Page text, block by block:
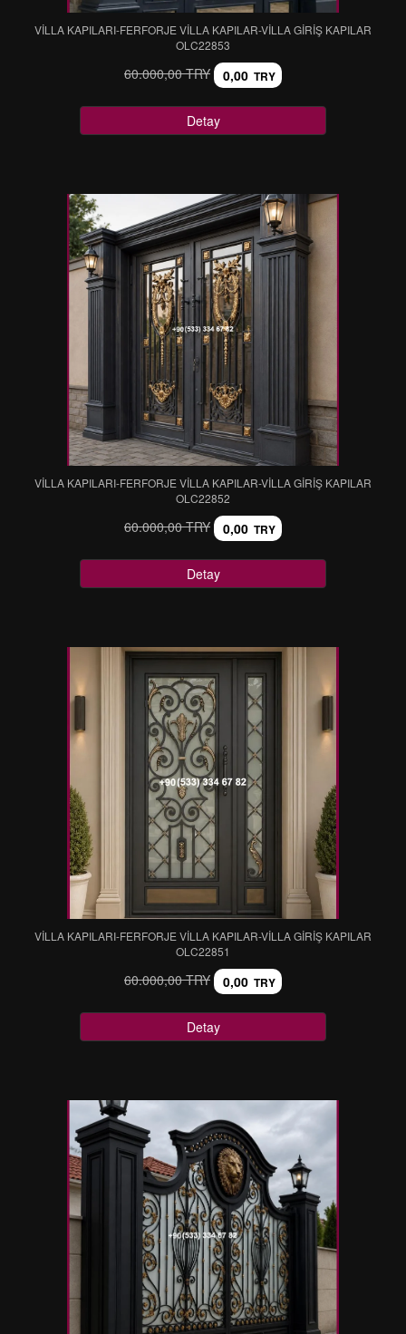
VİLLA KAPILARI-FERFORJE VİLLA KAPILAR-VİLLA GİRİŞ KAPILAR
OLC22853
60.000,00 TRY 0,00 TRY
Detay
VİLLA KAPILARI-FERFORJE VİLLA KAPILAR-VİLLA GİRİŞ KAPILAR
OLC22852
60.000,00 TRY 0,00 TRY
Detay
VİLLA KAPILARI-FERFORJE VİLLA KAPILAR-VİLLA GİRİŞ KAPILAR
OLC22851
60.000,00 TRY 0,00 TRY
Detay